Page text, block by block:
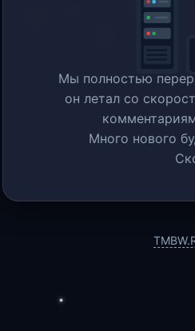
Мы полностью
он летал со
Много нового